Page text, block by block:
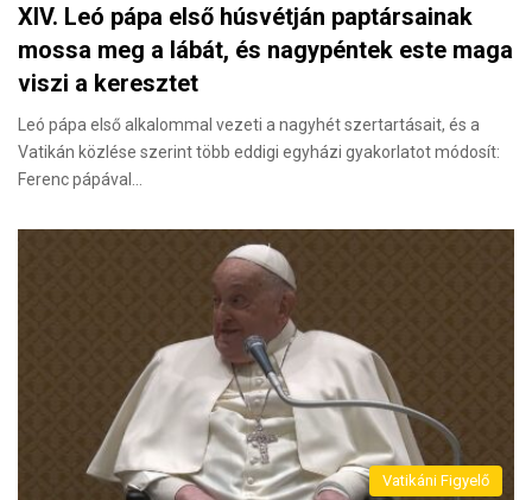
XIV. Leó pápa első húsvétján paptársainak
mossa meg a lábát, és nagypéntek este maga
viszi a keresztet
Leó pápa első alkalommal vezeti a nagyhét szertartásait, és a
Vatikán közlése szerint több eddigi egyházi gyakorlatot módosít:
Ferenc pápával…
Vatikáni Figyelő